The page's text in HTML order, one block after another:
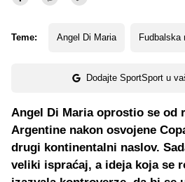
Teme: Angel Di Maria Fudbalska
Dodajte SportSport u
Angel Di Maria oprostio se od
Argentine nakon osvojene
drugi kontinentalni naslov.
veliki ispraćaj, a ideja koja se